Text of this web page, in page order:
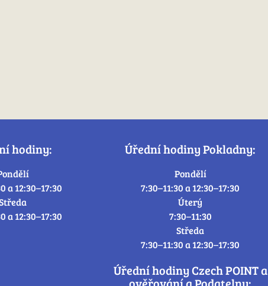
hodiny:
a 12:30–17:30
a 12:30–17:30
Úřední hodiny Pokladny:
Pondělí
7:30–11:30 a 12:30–17:30
Úterý
7:30–11:30
Středa
7:30–11:30 a 12:30–17:30
Úřední hodiny Czech POINT a